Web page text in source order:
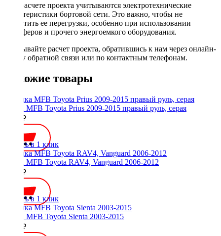
При расчете проекта учитываются электротехнические
характеристики бортовой сети. Это важно, чтобы не
допустить ее перегрузки, особенно при использовании
сабвуферов и прочего энергоемкого оборудования.
Заказывайте расчет проекта, обратившись к нам через онлайн-
форму обратной связи или по контактным телефонам.
Похожие товары
Рамка MFB Toyota Prius 2009-2015 правый руль, серая
2000 ₽
Купить в 1 клик
Рамка MFB Toyota RAV4, Vanguard 2006-2012
2000 ₽
Купить в 1 клик
Рамка MFB Toyota Sienta 2003-2015
4100 ₽